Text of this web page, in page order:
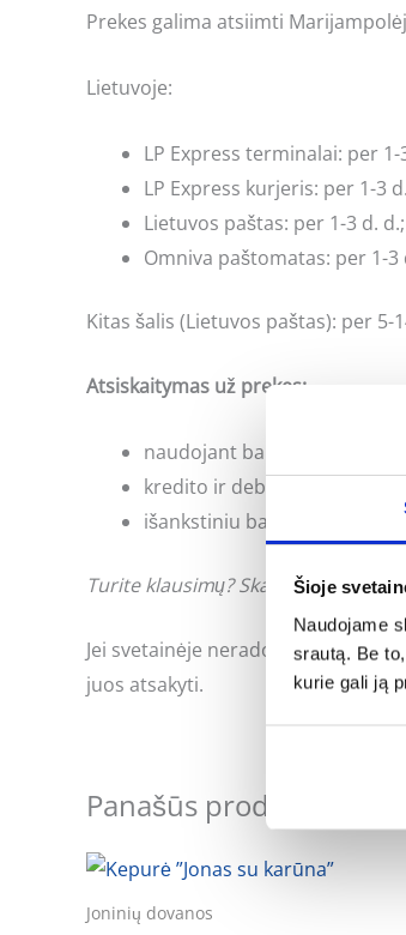
Šioje
Naudojame
srautą. Be
kurie gali ją
Prekes galima atsiimti
Lietuvoje:
LP Express terminalai: per 1-
LP Express kurjeris: per 1-3
Lietuvos paštas: per 1-3 d. d.;
Omniva paštomatas: per 1-3
Kitas šalis (Lietuvos paštas): per 5-
Atsiskaitymas už prekes:
naudojant banko
kredito ir debeto kortele;
išankstiniu bankiniu
Turite klausimų? Skambinkite:
Jei svetainėje neradote Jus
juos atsakyti.
Panašūs produktai
Joninių dovanos